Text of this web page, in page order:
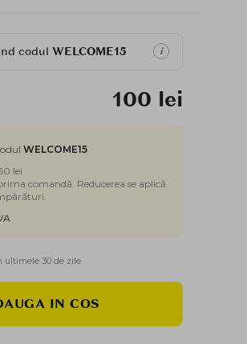
codul WELCOME15 i
100 lei
WELCOME15
lei
comandă. Reducerea se aplică
ultimele 30 de zile
IN COS